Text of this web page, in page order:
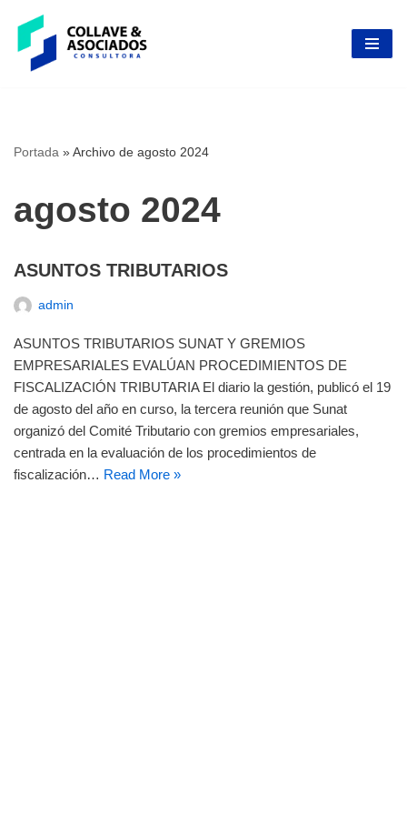
Skip
Portada »Archivo de agosto 2024
agosto 2024
ASUNTOS TRIBUTARIOS
admin
ASUNTOS TRIBUTARIOS SUNAT Y GREMIOS
EMPRESARIALES EVALÚAN PROCEDIMIENTOS DE
FISCALIZACIÓN TRIBUTARIA El diario la gestión, publicó el 19
de agosto del año en curso, la tercera reunión que Sunat
organizó del Comité Tributario con gremios empresariales,
centrada en la evaluación de los procedimientos de
fiscalización… Read More »